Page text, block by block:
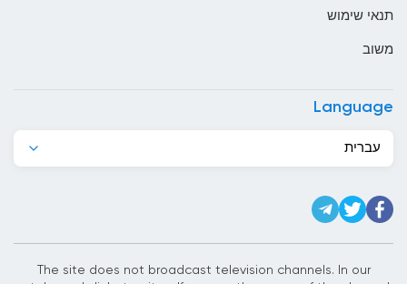
בלארוס
בלגיה
ברבדוס
ברזיל
תנאי שימוש
משוב
Language
עברית
The site does not broadcast television channels. In our